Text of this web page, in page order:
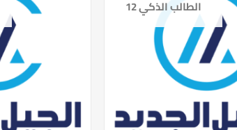
الطالب الذكي 12